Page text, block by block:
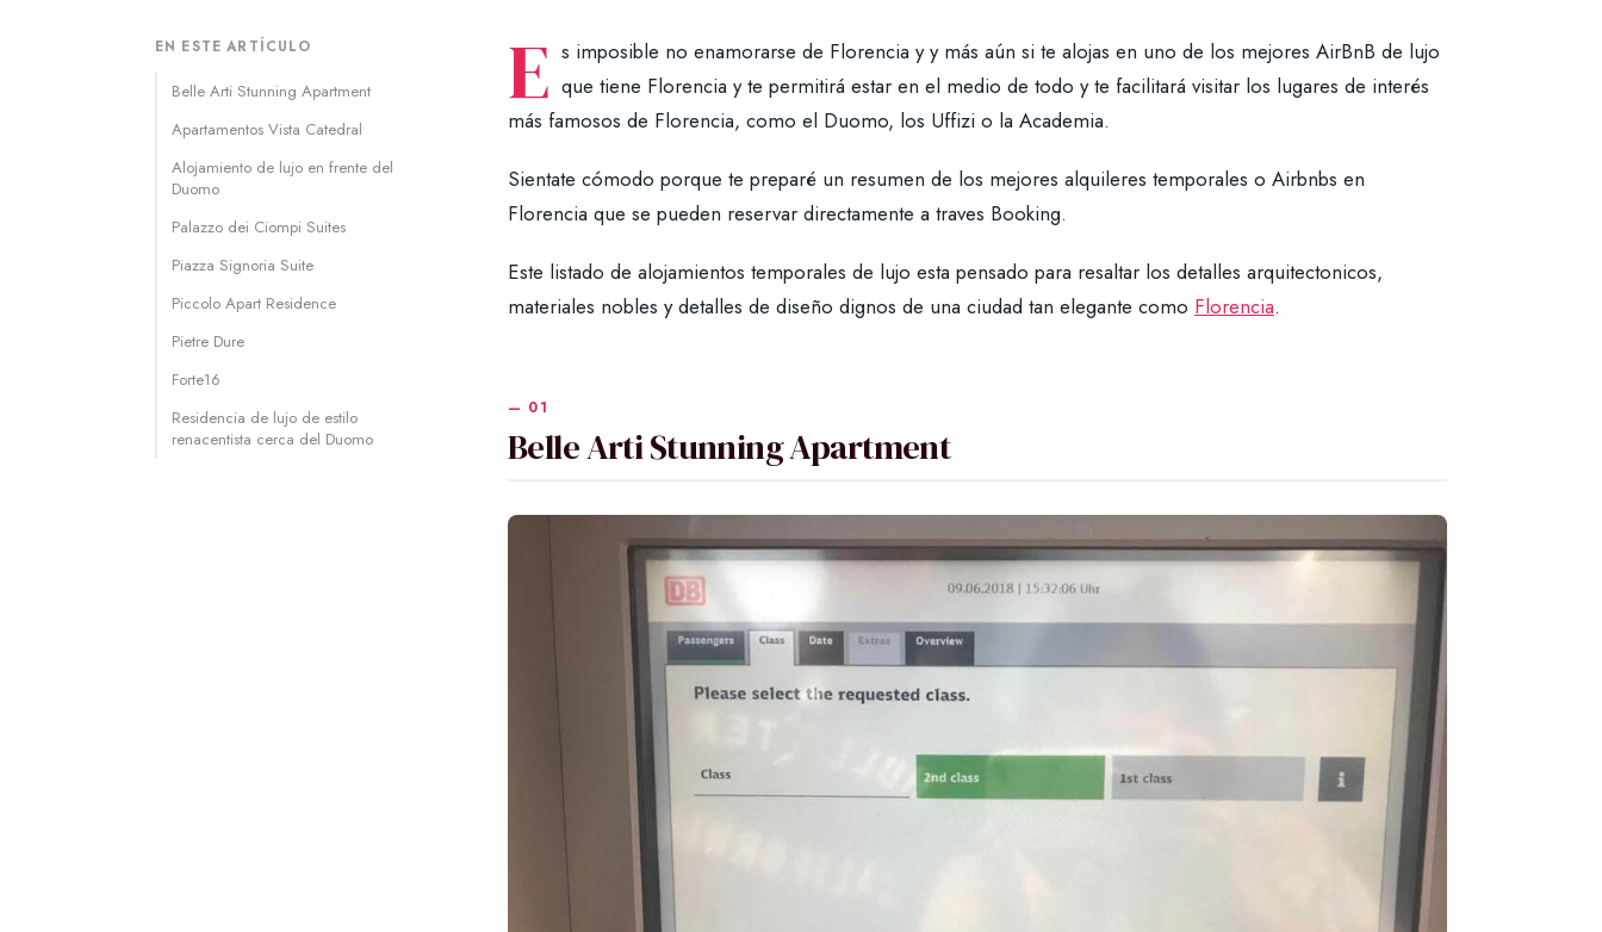
EN ESTE ARTÍCULO
Belle Arti Stunning Apartment
Apartamentos Vista Catedral
Alojamiento de lujo en frente del
Duomo
Palazzo dei Ciompi Suites
Piazza Signoria Suite
Piccolo Apart Residence
Pietre Dure
Forte16
Residencia de lujo de estilo
renacentista cerca del Duomo
E s imposible no enamorarse de Florencia y y más aún si te alojas en uno de los mejores AirBnB de lujo
que tiene Florencia y te permitirá estar en el medio de todo y te facilitará visitar los lugares de interés
más famosos de Florencia, como el Duomo, los Uffizi o la Academia.
Sientate cómodo porque te preparé un resumen de los mejores alquileres temporales o Airbnbs en
Florencia que se pueden reservar directamente a traves Booking.
Este listado de alojamientos temporales de lujo esta pensado para resaltar los detalles arquitectonicos,
materiales nobles y detalles de diseño dignos de una ciudad tan elegante como Florencia.
Belle Arti Stunning Apartment